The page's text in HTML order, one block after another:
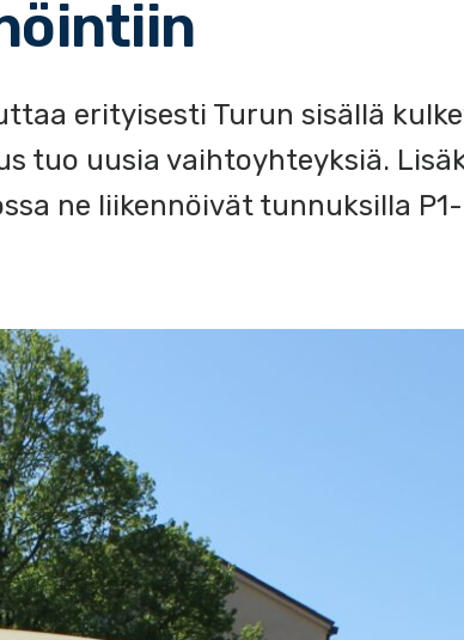
erityisesti Turun sisällä
tuo uusia vaihtoyhteyksiä.
ne liikennöivät tunnuksilla P1-